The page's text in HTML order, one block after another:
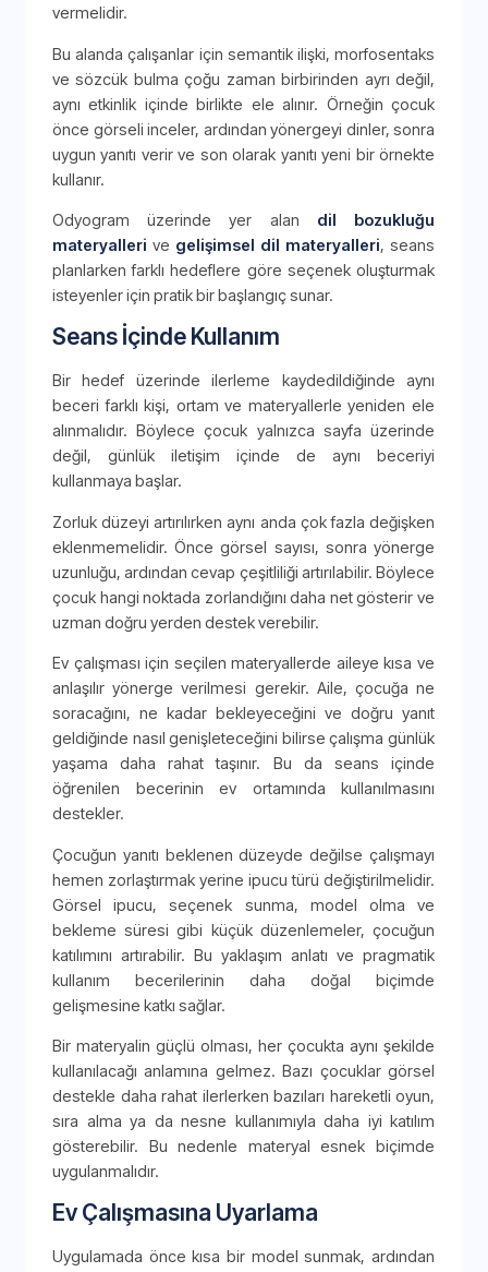
vermelidir.
Bu alanda çalışanlar için semantik ilişki, morfosentaks
ve sözcük bulma çoğu zaman birbirinden ayrı değil,
aynı etkinlik içinde birlikte ele alınır. Örneğin çocuk
önce görseli inceler, ardından yönergeyi dinler, sonra
uygun yanıtı verir ve son olarak yanıtı yeni bir örnekte
kullanır.
Odyogram üzerinde yer alan dil bozukluğu
materyalleri ve gelişimsel dil materyalleri, seans
planlarken farklı hedeflere göre seçenek oluşturmak
isteyenler için pratik bir başlangıç sunar.
Seans İçinde Kullanım
Bir hedef üzerinde ilerleme kaydedildiğinde aynı
beceri farklı kişi, ortam ve materyallerle yeniden ele
alınmalıdır. Böylece çocuk yalnızca sayfa üzerinde
değil, günlük iletişim içinde de aynı beceriyi
kullanmaya başlar.
Zorluk düzeyi artırılırken aynı anda çok fazla değişken
eklenmemelidir. Önce görsel sayısı, sonra yönerge
uzunluğu, ardından cevap çeşitliliği artırılabilir. Böylece
çocuk hangi noktada zorlandığını daha net gösterir ve
uzman doğru yerden destek verebilir.
Ev çalışması için seçilen materyallerde aileye kısa ve
anlaşılır yönerge verilmesi gerekir. Aile, çocuğa ne
soracağını, ne kadar bekleyeceğini ve doğru yanıt
geldiğinde nasıl genişleteceğini bilirse çalışma günlük
yaşama daha rahat taşınır. Bu da seans içinde
öğrenilen becerinin ev ortamında kullanılmasını
destekler.
Çocuğun yanıtı beklenen düzeyde değilse çalışmayı
hemen zorlaştırmak yerine ipucu türü değiştirilmelidir.
Görsel ipucu, seçenek sunma, model olma ve
bekleme süresi gibi küçük düzenlemeler, çocuğun
katılımını artırabilir. Bu yaklaşım anlatı ve pragmatik
kullanım becerilerinin daha doğal biçimde
gelişmesine katkı sağlar.
Bir materyalin güçlü olması, her çocukta aynı şekilde
kullanılacağı anlamına gelmez. Bazı çocuklar görsel
destekle daha rahat ilerlerken bazıları hareketli oyun,
sıra alma ya da nesne kullanımıyla daha iyi katılım
gösterebilir. Bu nedenle materyal esnek biçimde
uygulanmalıdır.
Ev Çalışmasına Uyarlama
Uygulamada önce kısa bir model sunmak, ardından